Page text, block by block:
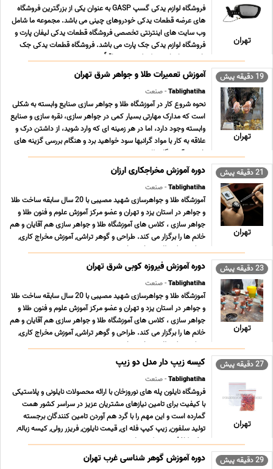
تهران
فروشگاه لوازم یدکی گسپ GASP به عنوان یکی از بزرگترین فروشگاه
های عرضه قطعات یدکی خودروهای چینی می باشد. مجموعه ما شامل
وب سایت های اینترنتی تخصصی فروشگاه قطعات یدکی لیفان پارت و
فروشگاه لوازم یدکی جک پارت می باشد. فروشگاه قطعات یدکی جک
پارت همراه با رشد تکنولوژی و متعاقباً سرعت ت ... ...
19 دقیقه پیش
تهران
آموزش تعمیرات طلا و جواهر شرق تهران
Tablighatiha- صنعت
نحوه شروع کار در آموزشگاه طلا و جواهر سازی صنایع وابسته به شکلی
است که مدارک مهارتی بسیار کمی در جواهر سازی، نقره سازی و صنایع
وابسته وجود دارد، اما در هر زمینه ای که وارد شوید، از داشتن درک و
علاقه به کار با مواد گرانبها سود خواهید برد و هنگام بررسی گزینه های
خود در آموزشگاه طلا ... ...
21 دقیقه پیش
تهران
دوره آموزش مخراجکاری ارزان
Tablighatiha- صنعت
آموزشگاه طلا و جواهرسازی شهید مصیبی با 20 سال سابقه ساخت طلا
و جواهر در استان یزد و تهران و عضو مرکز آموزش علوم و فنون طلا و
جواهر سازى ، کلاس هاى آموزشگاه طلا و جواهر سازى هم آقایان و هم
خانم ها را برگزار می کند. طراحى و گوهر تراشی, آموزش مخراج کاری,
مدرک دیپلم طلا و جواهر سازی ... ...
23 دقیقه پیش
تهران
دوره آموزش فیروزه کوبی شرق تهران
Tablighatiha- صنعت
آموزشگاه طلا و جواهرسازی شهید مصیبی با 20 سال سابقه ساخت طلا
و جواهر در استان یزد و تهران و عضو مرکز آموزش علوم و فنون طلا و
جواهر سازى ، کلاس هاى آموزشگاه طلا و جواهر سازى هم آقایان و هم
خانم ها را برگزار می کند. طراحى و گوهر تراشی, آموزش مخراج کاری,
مدرک دیپلم طلا و جواهر سازی ... ...
27 دقیقه پیش
تهران
کیسه زیپ دار مدل دو زیپ
Tablighatiha- صنعت
فروشگاه نایلون پله های نوروزخان با ارائه محصولات نایلونی و پلاستیکی
با کیفیت برای تامین نیازهای مشتریان عزیز در سراسر کشور همت
گمارده است و این مهم را با گرد هم آوردن تامین کنندگان برجسته
تولید سلفون, زیپ کیپ فله ای, قیمت نایلون, فریزر رولی, کیسه زباله,
سفره کاغذی, زیپ کیپ پلاستی ... ...
29 دقیقه پیش دوره آموزش گوهر شناسی غرب تهران